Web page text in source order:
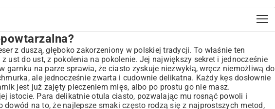
kroku
z duszą, głęboko zakorzeniony w polskiej tradycji. To właśnie ten
ust do ust, z pokolenia na pokolenie. Jej największy sekret i jednocześnie
na parze sprawia, że ciasto zyskuje niezwykłą, wręcz niemożliwą do
ale jednocześnie zwarta i cudownie delikatna. Każdy kęs dosłownie
jest już zajęty pieczeniem mięs, albo po prostu go nie masz.
istocie. Para delikatnie otula ciasto, pozwalając mu rosnąć powoli i
na to, że najlepsze smaki często rodzą się z najprostszych metod,